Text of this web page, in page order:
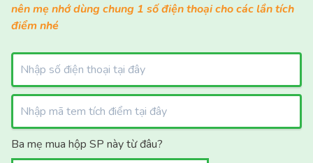
điểm nhé
Ba mẹ mua hộp SP này từ đâu?